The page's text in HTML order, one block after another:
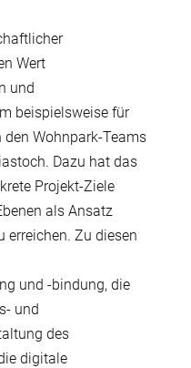
Wert
und
beispielsweise für
Wohnpark-Teams
Dazu hat das
Projekt-Ziele
als Ansatz
erreichen. Zu diesen
und -bindung, die
und
des
digitale